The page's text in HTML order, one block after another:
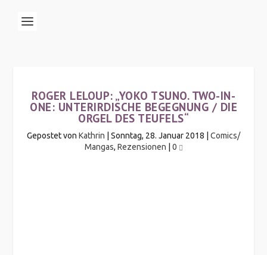
ROGER LELOUP: „YOKO TSUNO. TWO-IN-
ONE: UNTERIRDISCHE BEGEGNUNG / DIE
ORGEL DES TEUFELS“
Gepostet von Kathrin Sonntag, 28. Januar 2018
Comics/
Mangas, Rezensionen 0